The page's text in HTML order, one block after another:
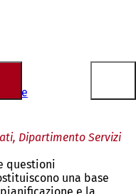
Dipartimento Servizi
questioni
una base